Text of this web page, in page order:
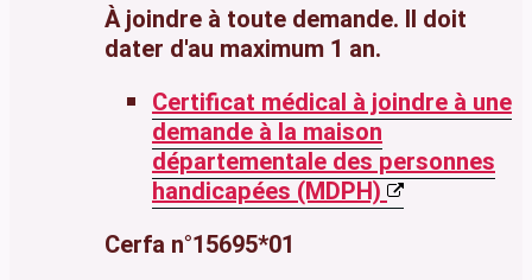
À joindre à toute demande. Il doit
dater d'au maximum 1 an.
Certificat médical à joindre à une
demande à la maison
départementale des personnes
handicapées (MDPH)
Cerfa n°15695*01